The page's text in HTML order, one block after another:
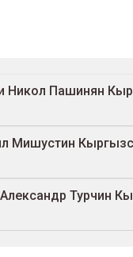
Никол Пашинян
Мишустин
Турчин